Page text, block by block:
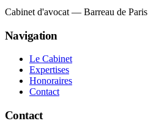
Cabinet d'avocat — Barreau de Paris
Navigation
Le Cabinet
Expertises
Honoraires
Contact
Contact